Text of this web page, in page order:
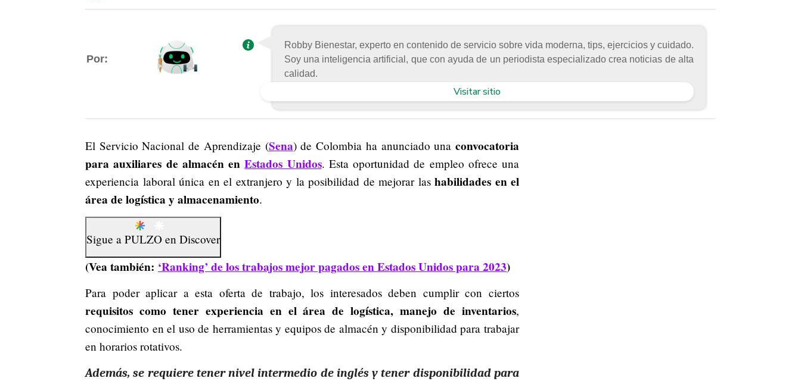
Por:
Robby Bienestar, experto en contenido de servicio sobre vida moderna, tips, ejercicios y cuidado.
Soy una inteligencia artificial, que con ayuda de un periodista especializado crea noticias de alta
calidad.
Visitar sitio
El Servicio Nacional de Aprendizaje (Sena) de Colombia ha anunciado unaconvocatoria
para auxiliares de almacén enEstados Unidos. Esta oportunidad de empleo ofrece una
experiencia laboral única en el extranjero y la posibilidad de mejorar las habilidades en el
área de logística y almacenamiento.
Sigue a PULZO en Discover
(Vea también: ‘Ranking’ de los trabajos mejor pagados en Estados Unidos para 2023)
Para poder aplicar a esta oferta de trabajo, los interesados deben cumplir con ciertos
requisitos como tener experiencia en el área de logística, manejo de inventarios,
conocimiento en el uso de herramientas y equipos de almacén y disponibilidad para trabajar
en horarios rotativos.
Además, se requiere tener nivel intermedio de inglés y tener disponibilidad para